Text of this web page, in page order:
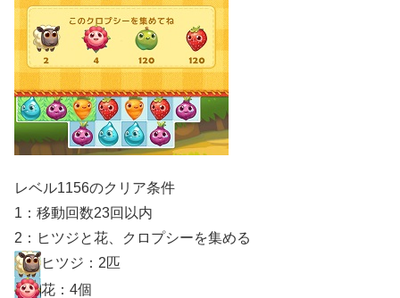
レベル1156のクリア条件
1：移動回数23回以内
2：ヒツジと花、クロプシーを集める
ヒツジ：2匹
花：4個